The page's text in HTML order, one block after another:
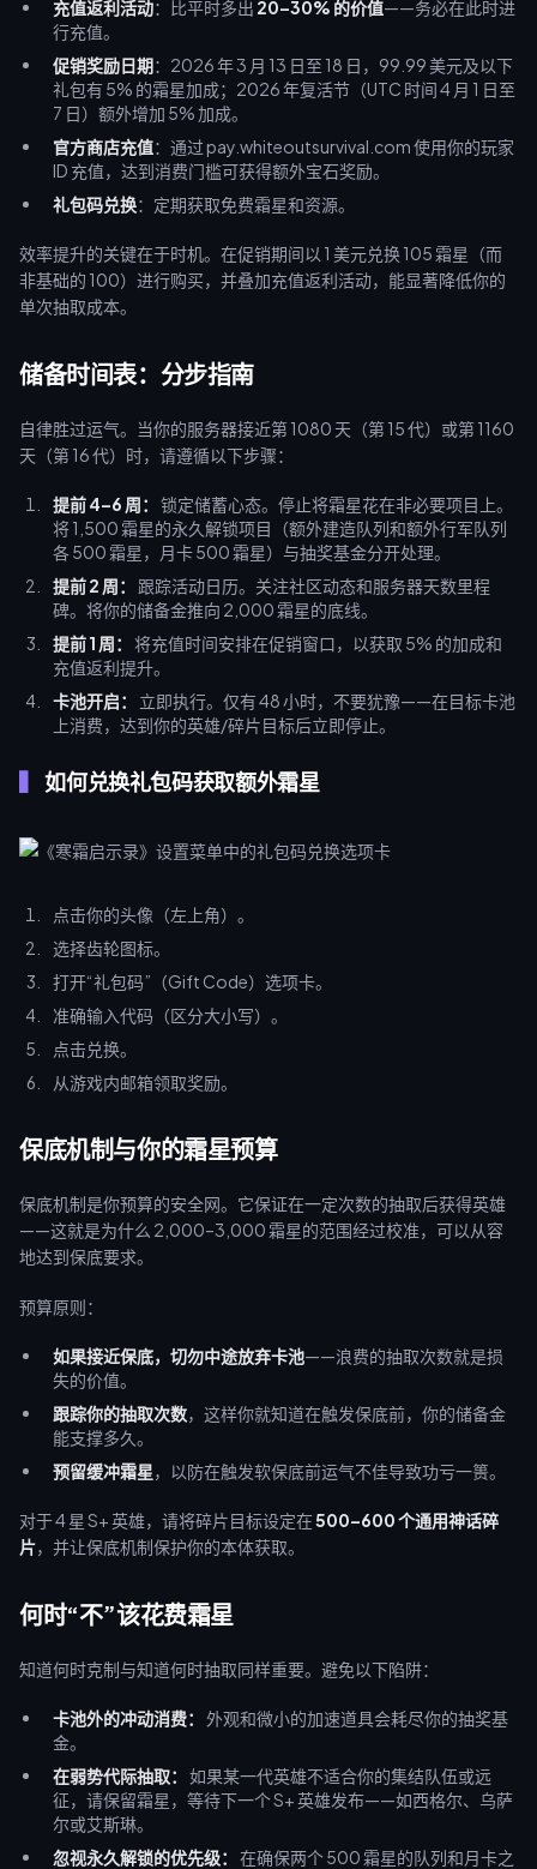
充值返利活动：比平时多出 20–30% 的价值——务必在此时进
行充值。
促销奖励日期：2026 年 3 月 13 日至 18 日，99.99 美元及以下
礼包有 5% 的霜星加成；2026 年复活节（UTC 时间 4 月 1 日至
7 日）额外增加 5% 加成。
官方商店充值：通过 pay.whiteoutsurvival.com 使用你的玩家
ID 充值，达到消费门槛可获得额外宝石奖励。
礼包码兑换：定期获取免费霜星和资源。
效率提升的关键在于时机。在促销期间以 1 美元兑换 105 霜星（而
非基础的 100）进行购买，并叠加充值返利活动，能显著降低你的
单次抽取成本。
储备时间表：分步指南
自律胜过运气。当你的服务器接近第 1080 天（第 15 代）或第 1160
天（第 16 代）时，请遵循以下步骤：
提前 4–6 周：
锁定储蓄心态。停止将霜星花在非必要项目上。
将 1,500 霜星的永久解锁项目（额外建造队列和额外行军队列
各 500 霜星，月卡 500 霜星）与抽奖基金分开处理。
提前 2 周：
跟踪活动日历。关注社区动态和服务器天数里程
碑。将你的储备金推向 2,000 霜星的底线。
提前 1 周：
将充值时间安排在促销窗口，以获取 5% 的加成和
充值返利提升。
卡池开启：
立即执行。仅有 48 小时，不要犹豫——在目标卡池
上消费，达到你的英雄/碎片目标后立即停止。
如何兑换礼包码获取额外霜星
点击你的头像（左上角）。
选择齿轮图标。
打开“礼包码”（Gift Code）选项卡。
准确输入代码（区分大小写）。
点击兑换。
从游戏内邮箱领取奖励。
保底机制与你的霜星预算
保底机制是你预算的安全网。它保证在一定次数的抽取后获得英雄
——这就是为什么 2,000–3,000 霜星的范围经过校准，可以从容
地达到保底要求。
预算原则：
如果接近保底，切勿中途放弃卡池——浪费的抽取次数就是损
失的价值。
跟踪你的抽取次数，这样你就知道在触发保底前，你的储备金
能支撑多久。
预留缓冲霜星，以防在触发软保底前运气不佳导致功亏一篑。
对于 4 星 S+ 英雄，请将碎片目标设定在500–600 个通用神话碎
片，并让保底机制保护你的本体获取。
何时“不”该花费霜星
知道何时克制与知道何时抽取同样重要。避免以下陷阱：
卡池外的冲动消费：
外观和微小的加速道具会耗尽你的抽奖基
金。
在弱势代际抽取：
如果某一代英雄不适合你的集结队伍或远
征，请保留霜星，等待下一个 S+ 英雄发布——如西格尔、乌萨
尔或艾斯琳。
忽视永久解锁的优先级：
在确保两个 500 霜星的队列和月卡之